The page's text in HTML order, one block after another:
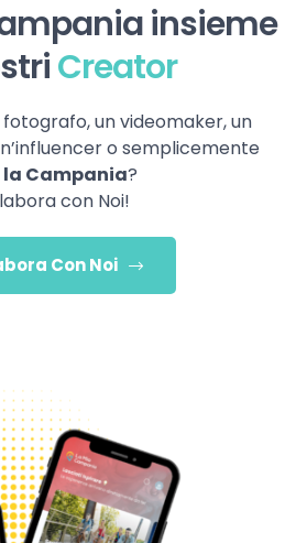
insieme
Creator
fotografo, un videomaker, un
o semplicemente
Campania?
con Noi!
Con Noi